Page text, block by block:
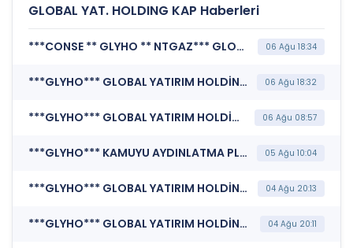
GLOBAL YAT. HOLDING KAP Haberleri
***CONSE ** GLYHO ** NTGAZ*** GLOBAL YATIRIM HOLDİNG A.Ş. (Özel Durum Açıklaması (Genel)) 06 Ağu 18:34
***GLYHO*** GLOBAL YATIRIM HOLDİNG A.Ş. (Payların Geri Alınmasına İlişkin Bildirim) 06 Ağu 18:32
***GLYHO*** GLOBAL YATIRIM HOLDİNG A.Ş. (Özel Durum Açıklaması (Genel)) 06 Ağu 08:57
***GLYHO*** KAMUYU AYDINLATMA PLATFORMU (Pay Alım Satım Bildirimi) 05 Ağu 10:04
***GLYHO*** GLOBAL YATIRIM HOLDİNG A.Ş. (Şirket Genel Bilgi Formu) 04 Ağu 20:13
***GLYHO*** GLOBAL YATIRIM HOLDİNG A.Ş. (Katılım Finansı İlkeleri Bilgi Formu ) 04 Ağu 20:11